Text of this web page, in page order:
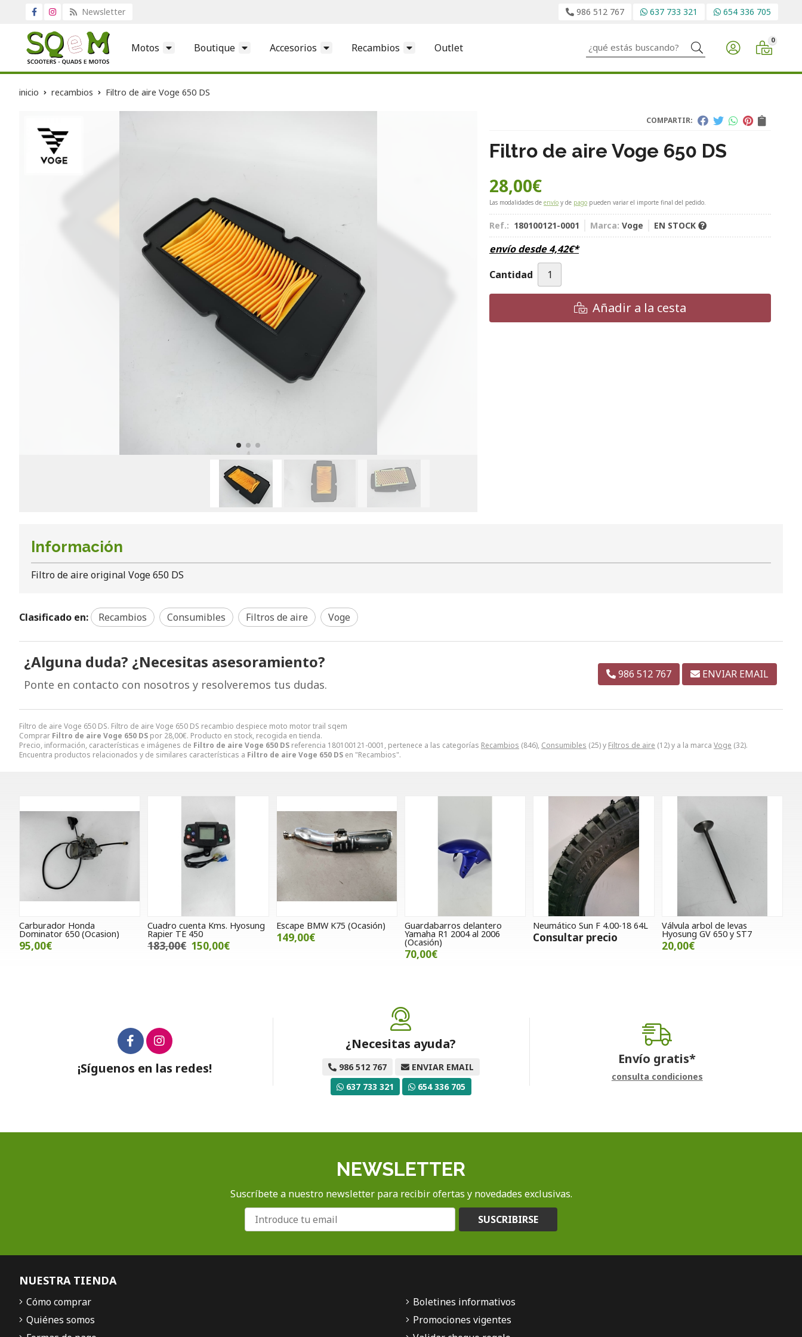
Newsletter 986 512 767 637 733 321 654 336 705
Motos Boutique Accesorios Recambios Outlet Buscar 0
inicio recambios Filtro de aire Voge 650 DS
COMPARTIR:
Filtro de aire Voge 650 DS
28,00€
Las modalidades de envío y de pago pueden variar el importe final del pedido.
Ref.: 180100121-0001 Marca: Voge EN STOCK
envío desde4,42€*
Cantidad
Añadir a la cesta
Filtro de aire Voge 650 DS. Filtro de aire Voge 650 DS recambio despiece moto motor trail sqem
Comprar Filtro de aire Voge 650 DS por 28,00€. Producto en stock, recogida en tienda.
Precio, información, características e imágenes de Filtro de aire Voge 650 DS referencia 180100121-0001, pertenece a las categorías Recambios (846), Consumibles (25) y Filtros de aire (12) y a la marca Voge (32).
Encuentra productos relacionados y de similares características a Filtro de aire Voge 650 DS en "Recambios".
Información
Filtro de aire original Voge 650 DS
Clasificado en: Recambios Consumibles Filtros de aire Voge
¿Alguna duda? ¿Necesitas asesoramiento?
Ponte en contacto con nosotros y resolveremos tus dudas.
986 512 767 ENVIAR EMAIL
Carburador Honda
Dominator 650 (Ocasion)
95,00€
Cuadro cuenta Kms. Hyosung
Rapier TE 450
183,00€ 150,00€
Escape BMW K75 (Ocasión)
149,00€
Guardabarros delantero
Yamaha R1 2004 al 2006
(Ocasión)
70,00€
Neumático Sun F 4.00-18 64L
Consultar precio
Válvula arbol de levas
Hyosung GV 650 y ST7
20,00€
¡Síguenos en las redes!
¿Necesitas ayuda?
986 512 767
ENVIAR EMAIL
637 733 321
654 336 705
Envío gratis*
consulta condiciones
NEWSLETTER
Suscríbete a nuestro newsletter para recibir ofertas y novedades exclusivas.
SUSCRIBIRSE
NUESTRA TIENDA
Cómo comprar
Quiénes somos
Boletines informativos
Promociones vigentes